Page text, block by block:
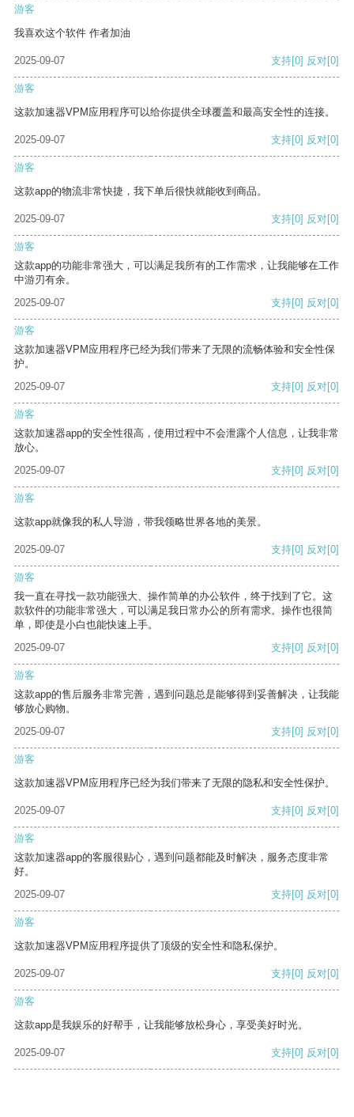
游客
我喜欢这个软件 作者加油
2025-09-07 支持[0] 反对[0]
游客
这款加速器VPM应用程序可以给你提供全球覆盖和最高安全性的连接。
2025-09-07 支持[0] 反对[0]
游客
这款app的物流非常快捷，我下单后很快就能收到商品。
2025-09-07 支持[0] 反对[0]
游客
这款app的功能非常强大，可以满足我所有的工作需求，让我能够在工作
中游刃有余。
2025-09-07
支持[0] 反对[0]
游客
这款加速器VPM应用程序已经为我们带来了无限的流畅体验和安全性保
护。
2025-09-07
支持[0] 反对[0]
游客
这款加速器app的安全性很高，使用过程中不会泄露个人信息，让我非常
放心。
2025-09-07
支持[0] 反对[0]
游客
这款app就像我的私人导游，带我领略世界各地的美景。
2025-09-07 支持[0] 反对[0]
游客
我一直在寻找一款功能强大、操作简单的办公软件，终于找到了它。这
款软件的功能非常强大，可以满足我日常办公的所有需求。操作也很简
单，即使是小白也能快速上手。
2025-09-07
支持[0] 反对[0]
游客
这款app的售后服务非常完善，遇到问题总是能够得到妥善解决，让我能
够放心购物。
2025-09-07
支持[0] 反对[0]
游客
这款加速器VPM应用程序已经为我们带来了无限的隐私和安全性保护。
2025-09-07 支持[0] 反对[0]
游客
这款加速器app的客服很贴心，遇到问题都能及时解决，服务态度非常
好。
2025-09-07
支持[0] 反对[0]
游客
这款加速器VPM应用程序提供了顶级的安全性和隐私保护。
2025-09-07 支持[0] 反对[0]
游客
这款app是我娱乐的好帮手，让我能够放松身心，享受美好时光。
2025-09-07 支持[0] 反对[0]